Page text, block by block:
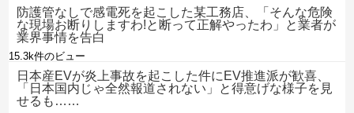
防護管なしで感電死を起こした某工務店、「そんな危険
な現場お断りしますわ!と断って正解やったわ」と業者が
業界事情を告白
15.3k件のビュー
日本産EVが炎上事故を起こした件にEV推進派が歓喜、
「日本国内じゃ全然報道されない」と得意げな様子を見
せるも……